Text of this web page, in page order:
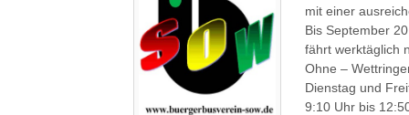
mit einer
Bis September
fährt werktäglich
Ohne –
Dienstag und
9:10 Uhr bis